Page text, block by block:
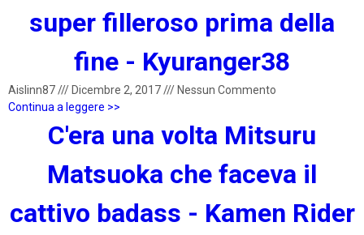
super filleroso prima della
fine - Kyuranger38
Aislinn87/// Dicembre 2, 2017/// Nessun Commento
Continua a leggere >>
C'era una volta Mitsuru
Matsuoka che faceva il
cattivo badass - Kamen Rider